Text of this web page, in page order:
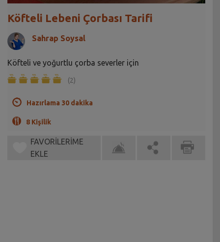
Köfteli Lebeni Çorbası Tarifi
Sahrap Soysal
Köfteli ve yoğurtlu çorba severler için
(2)
Hazırlama 30 dakika
8 Kişilik
FAVORİLERİME
EKLE